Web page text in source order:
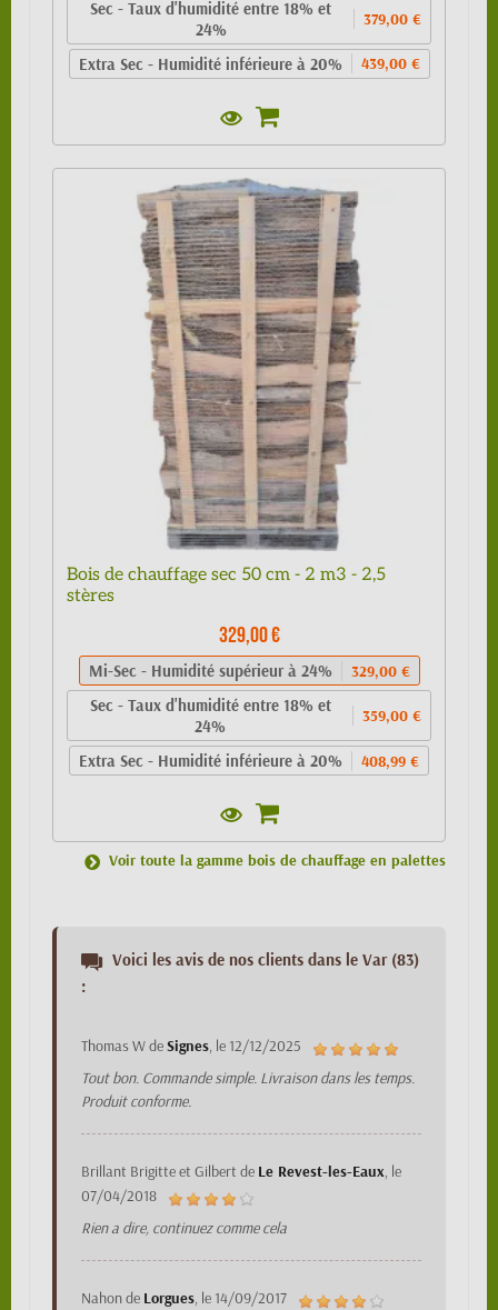
Sec - Taux d'humidité entre 18% et
24%
379,00 €
Extra Sec - Humidité inférieure à 20% 439,00 €
Bois de chauffage sec 50 cm - 2 m3 - 2,5
stères
329,00 €
Mi-Sec - Humidité supérieur à 24% 329,00 €
Sec - Taux d'humidité entre 18% et
24%
359,00 €
Extra Sec - Humidité inférieure à 20% 408,99 €
Voir toute la gamme bois de chauffage en palettes
Voici les avis de nos clients dans le Var (83)
:
Thomas WdeSignes, le 12/12/2025
Tout bon. Commande simple. Livraison dans les temps.
Produit conforme.
Brillant Brigitte et Gilbert de Le Revest-les-Eaux, le
07/04/2018
Rien a dire, continuez comme cela
Nahonde Lorgues, le 14/09/2017